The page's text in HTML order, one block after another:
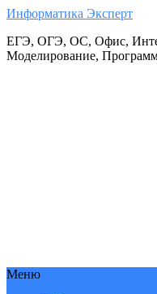
Информатика Эксперт
ЕГЭ, ОГЭ, ОС, Офис,
Моделирование,
Меню